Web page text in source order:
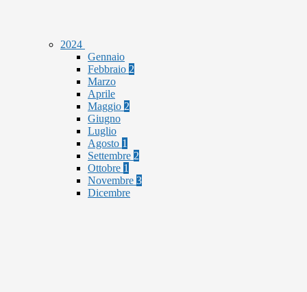
2024
Gennaio
Febbraio 2
Marzo
Aprile
Maggio 2
Giugno
Luglio
Agosto 1
Settembre 2
Ottobre 1
Novembre 3
Dicembre